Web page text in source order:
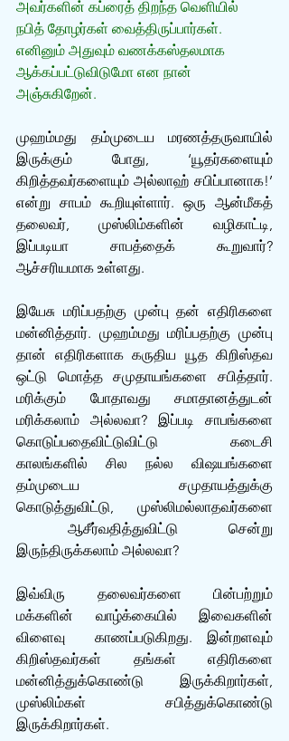
அவர்களின் கப்ரைத் திறந்த வெளியில்
நபித் தோழர்கள் வைத்திருப்பார்கள்.
எனினும் அதுவும் வணக்கஸ்தலமாக
ஆக்கப்பட்டுவிடுமோ என நான்
அஞ்சுகிறேன்.
முஹம்மது தம்முடைய மரணத்தருவாயில்
இருக்கும் போது, ‘யூதர்களையும்
கிறித்தவர்களையும் அல்லாஹ் சபிப்பானாக!’
என்று சாபம் கூறியுள்ளார். ஒரு ஆன்மீகத்
தலைவர், முஸ்லிம்களின் வழிகாட்டி,
இப்படியா சாபத்தைக் கூறுவார்?
ஆச்சரியமாக உள்ளது.
இயேசு மரிப்பதற்கு முன்பு தன் எதிரிகளை
மன்னித்தார். முஹம்மது மரிப்பதற்கு முன்பு
தான் எதிரிகளாக கருதிய யூத கிறிஸ்தவ
ஒட்டு மொத்த சமுதாயங்களை சபித்தார்.
மரிக்கும் போதாவது சமாதானத்துடன்
மரிக்கலாம் அல்லவா? இப்படி சாபங்களை
கொடுப்பதைவிட்டுவிட்டு கடைசி
காலங்களில் சில நல்ல விஷயங்களை
தம்முடைய சமுதாயத்துக்கு
கொடுத்துவிட்டு, முஸ்லிமல்லாதவர்களை
ஆசீர்வதித்துவிட்டு சென்று
இருந்திருக்கலாம் அல்லவா?
இவ்விரு தலைவர்களை பின்பற்றும்
மக்களின் வாழ்க்கையில் இவைகளின்
விளைவு  காணப்படுகிறது. இன்றளவும்
கிறிஸ்தவர்கள் தங்கள் எதிரிகளை
மன்னித்துக்கொண்டு இருக்கிறார்கள்,
முஸ்லிம்கள் சபித்துக்கொண்டு
இருக்கிறார்கள்.